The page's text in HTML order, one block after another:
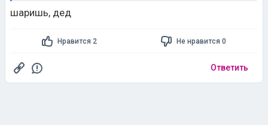
шаришь, дед
Нравится 2 Не нравится 0
Ответить